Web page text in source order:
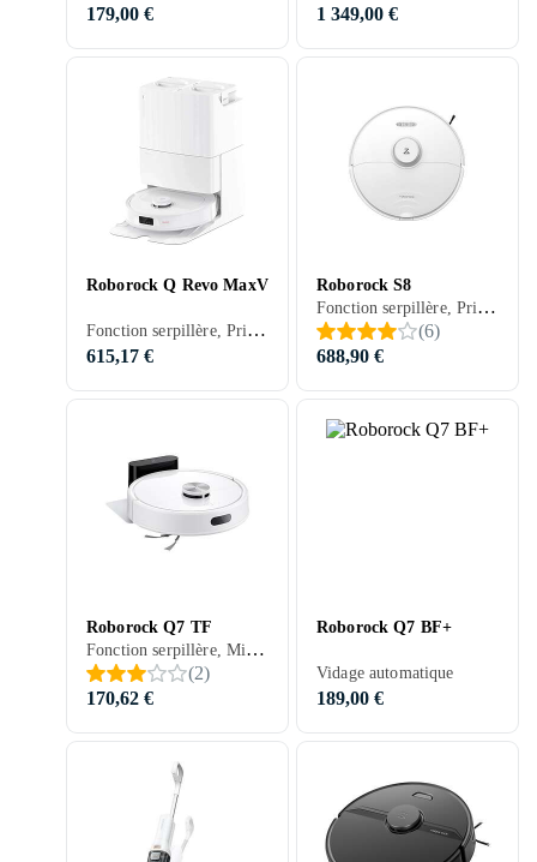
179,00 €
1 349,00 €
Roborock Q Revo MaxV
Fonction serpillère, Prise en charge programmation, Télécommande, Stationnement automatique, Mur virtuel (barrière), Contrôle via application, Réduction du bruit / Mode silencieux, Séchage automatique de la serpillière, Station d'accueil, 180 min, Tapis, 63 dB, Vidage automatique
615,17 €
Roborock S8
Fonction serpillère, Prise en charge programmation, Télécommande, Stationnement automatique, Mur virtuel (barrière), Indiqué pour animaux domestiques, Contrôle via application, Nettoyage des bords, Séchage automatique de la serpillière, Station d'accueil, 180 min, 68.5 dB, Vidage automatique
(6)
688,90 €
Roborock Q7 TF
Fonction serpillère, Minuterie, Contrôle vocal, Prise en charge programmation, Détection d'escaliers, Stationnement automatique, Mur virtuel (barrière), Contrôle via application, Nettoyage des bords, 180 min, 67 dB
(2)
170,62 €
Roborock Q7 BF+
Vidage automatique
189,00 €